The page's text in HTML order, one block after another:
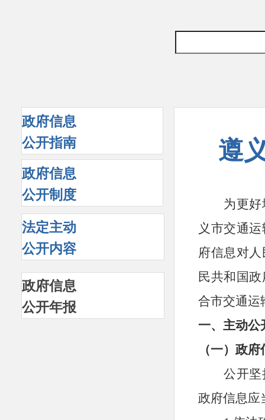
政府信息
公开指南
政府信息
公开制度
法定主动
公开内容
政府信息
公开年报
遵
为更
义市交通
府信息对
民共和国
合市交通运
一、主动公
（一）政
公开坚
政府信息应